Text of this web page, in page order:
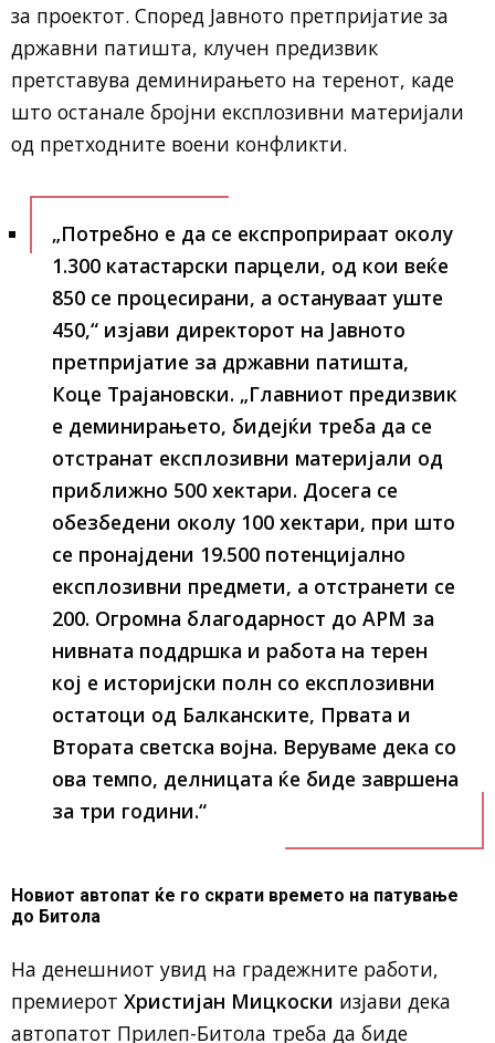
за проектот. Според Јавното претпријатие за
државни патишта, клучен предизвик
претставува деминирањето на теренот, каде
што останале бројни експлозивни материјали
од претходните воени конфликти.
„Потребно е да се експроприраат околу
1.300 катастарски парцели, од кои веќе
850 се процесирани, а остануваат уште
450,“ изјави директорот на Јавното
претпријатие за државни патишта,
Коце Трајановски. „Главниот предизвик
е деминирањето, бидејќи треба да се
отстранат експлозивни материјали од
приближно 500 хектари. Досега се
обезбедени околу 100 хектари, при што
се пронајдени 19.500 потенцијално
експлозивни предмети, а отстранети се
200. Огромна благодарност до АРМ за
нивната поддршка и работа на терен
кој е историјски полн со експлозивни
остатоци од Балканските, Првата и
Втората светска војна. Веруваме дека со
ова темпо, делницата ќе биде завршена
за три години.“
Новиот автопат ќе го скрати времето на патување
до Битола
На денешниот увид на градежните работи,
премиерот Христијан Мицкоски изјави дека
автопатот Прилеп-Битола треба да биде